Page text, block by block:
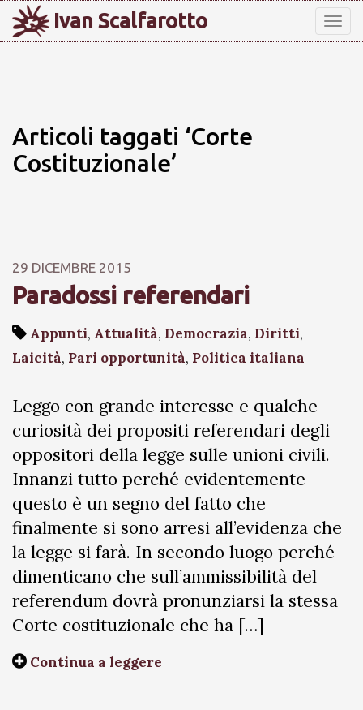
Ivan Scalfarotto
Articoli taggati ‘Corte
Costituzionale’
29 DICEMBRE 2015
Paradossi referendari
Appunti, Attualità, Democrazia, Diritti,
Laicità, Pari opportunità, Politica italiana
Leggo con grande interesse e qualche
curiosità dei propositi referendari degli
oppositori della legge sulle unioni civili.
Innanzi tutto perché evidentemente
questo è un segno del fatto che
finalmente si sono arresi all’evidenza che
la legge si farà. In secondo luogo perché
dimenticano che sull’ammissibilità del
referendum dovrà pronunziarsi la stessa
Corte costituzionale che ha […]
Continua a leggere